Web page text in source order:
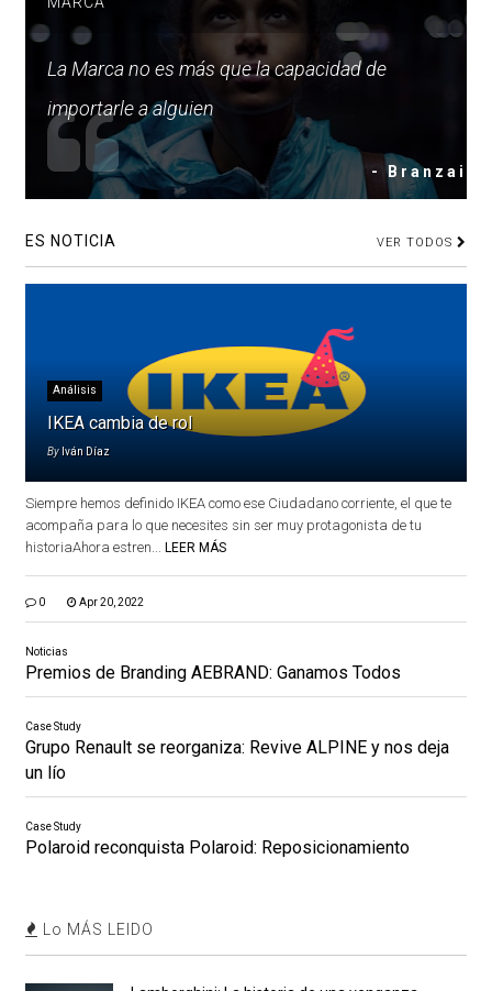
La Marca no es más que la capacidad de
importarle a alguien
- Branzai
ES NOTICIA VER TODOS
Análisis
IKEA cambia de rol
By Iván Díaz
Siempre hemos definido IKEA como ese Ciudadano corriente, el que te
acompaña para lo que necesites sin ser muy protagonista de tu
historiaAhora estren... LEER MÁS
0 Apr 20, 2022
Noticias
Premios de Branding AEBRAND: Ganamos Todos
Case Study
Grupo Renault se reorganiza: Revive ALPINE y nos deja
un lío
Case Study
Polaroid reconquista Polaroid: Reposicionamiento
Lo MÁS LEIDO